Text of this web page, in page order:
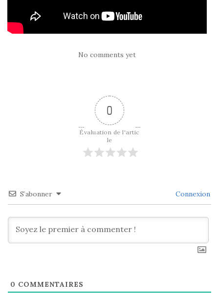
No comments yet
0
Évaluation de l'artic
le
S’abonner Connexion
0 COMMENTAIRES